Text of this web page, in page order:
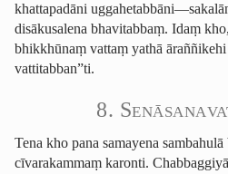
khat­ta­padāni
disākusalena bhavitabbaṃ. Idaṃ
bhikkhūnaṃ vattaṃ yathā
vattitabban”ti.
8.
Tena kho pana samayena
cīvarakammaṃ karonti.